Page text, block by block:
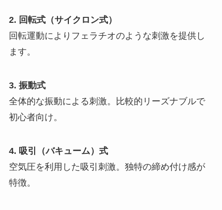
2. 回転式（サイクロン式）
回転運動によりフェラチオのような刺激を提供し
ます。
3. 振動式
全体的な振動による刺激。比較的リーズナブルで
初心者向け。
4. 吸引（バキューム）式
空気圧を利用した吸引刺激。独特の締め付け感が
特徴。